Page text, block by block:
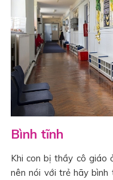
Bình tĩnh
Khi con bị thầy cô giáo
nên nói với trẻ hãy bình